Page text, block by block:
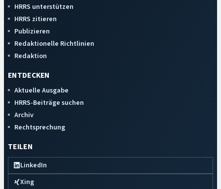
HRRS unterstützen
HRRS zitieren
Publizieren
Redaktionelle Richtlinien
Redaktion
ENTDECKEN
Aktuelle Ausgabe
HRRS-Beiträge suchen
Archiv
Rechtsprechung
TEILEN
LinkedIn
Xing